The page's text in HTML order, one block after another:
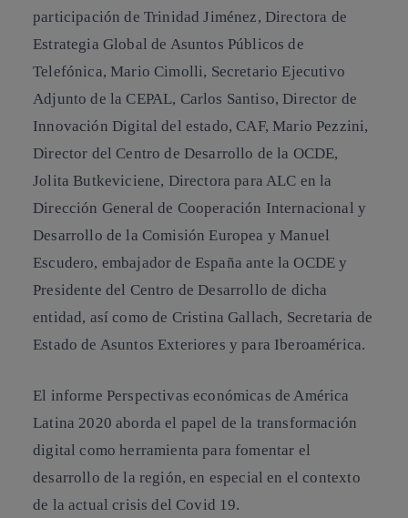
participación de Trinidad Jiménez, Directora de
Estrategia Global de Asuntos Públicos de
Telefónica,Mario Cimolli, Secretario Ejecutivo
Adjunto de la CEPAL, Carlos Santiso, Director de
Innovación Digital del estado, CAF,Mario Pezzini,
Director del Centro de Desarrollo de la OCDE,
Jolita Butkeviciene, Directora para ALC en la
Dirección General de Cooperación Internacional y
Desarrollo de la Comisión Europea yManuel
Escudero, embajador de España ante la OCDE y
Presidente del Centro de Desarrollo de dicha
entidad, así como de Cristina Gallach, Secretaria de
Estado de Asuntos Exteriores y para Iberoamérica.
El informe Perspectivas económicas de América
Latina 2020 aborda el papel de la transformación
digital como herramienta para fomentar el
desarrollo de la región, en especial en el contexto
de la actual crisis del Covid 19.